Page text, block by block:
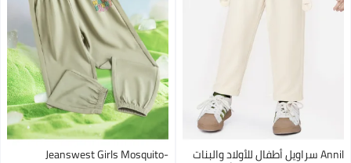
Annil سراويل أطفال للأولاد والبنات Jeanswest Girls Mosquito-